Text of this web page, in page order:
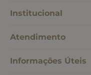
Institucional
Atendimento
Informações Úteis